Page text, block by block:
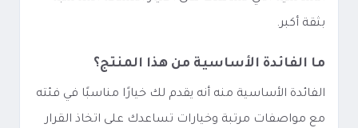
بثقة أكبر.
ما الفائدة الأساسية من هذا المنتج؟
الفائدة الأساسية منه أنه يقدم لك خيارًا مناسبًا في فئته
مع مواصفات مرتبة وخيارات تساعدك على اتخاذ القرار